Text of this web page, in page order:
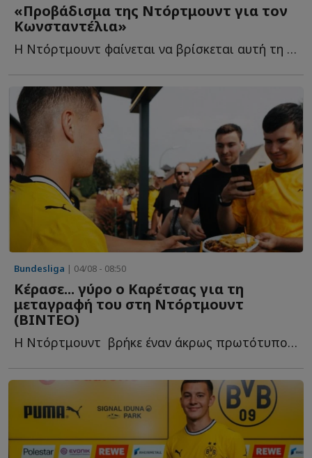
«Προβάδισμα της Ντόρτμουντ για τον
Κωνσταντέλια»
Η Ντόρτμουντ φαίνεται να βρίσκεται αυτή τη στιγμή στην π...
Bundesliga | 04/08 - 08:50
Κέρασε... γύρο ο Καρέτσας για τη
μεταγραφή του στη Ντόρτμουντ
(ΒΙΝΤΕΟ)
Η Ντόρτμουντ βρήκε έναν άκρως πρωτότυπο τρόπο να π...